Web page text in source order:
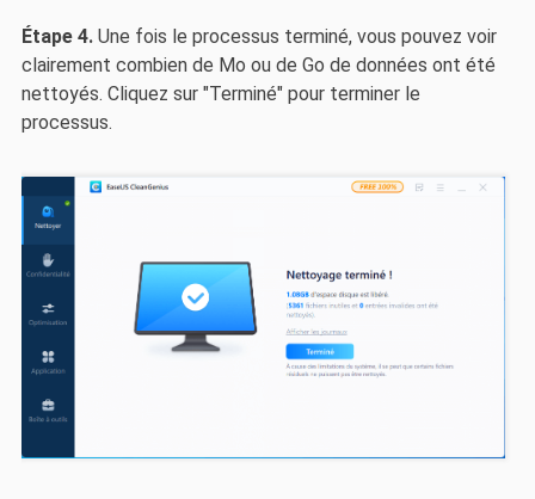
Étape 4.Une fois le processus terminé, vous pouvez voir
clairement combien de Mo ou de Go de données ont été
nettoyés. Cliquez sur "Terminé" pour terminer le
processus.